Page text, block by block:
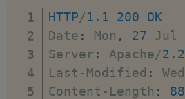
HTTP/1.1 200
OK
Date : Mon , 27 Jul
Server : Apache/2.2
Last -Modified : Wed
Content - Length :
88